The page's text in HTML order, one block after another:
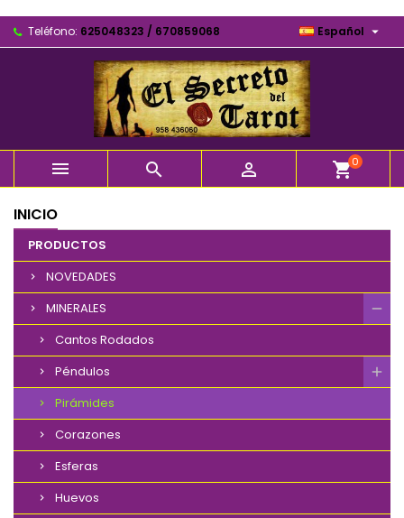
Teléfono: 625048323 / 670859068 Español 
   shopping_cart0
INICIO
PRODUCTOS
NOVEDADES
MINERALES
Cantos Rodados
Péndulos
Pirámides
Corazones
Esferas
Huevos